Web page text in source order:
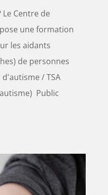
Centre de
une formation
les aidants
de personnes
/ TSA
Public